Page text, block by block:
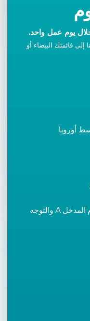
يوم عمل واحد.
قائمتك البيضاء أو
إذا كنت تزورنا، يرجى استخدام المدخل A والتوجه